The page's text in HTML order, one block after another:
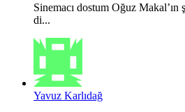
Sinemacı dostum Oğuz Makal’ın
di...
Yavuz Karlıdağ